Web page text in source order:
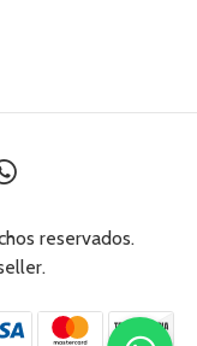
reservados.
.